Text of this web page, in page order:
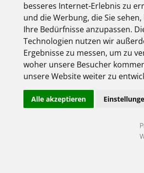
besseres Internet-Erlebnis zu
und die Werbung, die Sie sehen,
Ihre Bedürfnisse anzupassen.
Technologien nutzen wir
Ergebnisse zu messen, um zu
woher unsere Besucher
unsere Website weiter zu
Alle akzeptieren
Anmeldung
hier gehts rein ...